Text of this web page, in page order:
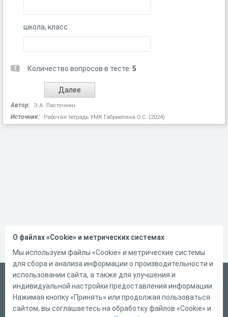
школа, класс
Количество вопросов в тесте: 5
Автор: Э.А. Ласточкин
Источник: Рабочая тетрадь УМК Габриеляна О.С. (2024)
Русский
Справка
Форма обратной связи
О файлах «Cookie» и метрических системах
Мы используем файлы «Cookie» и метрические системы
для сбора и анализа информации о производительности и
использовании сайта, а также для улучшения и
индивидуальной настройки предоставления информации.
Нажимая кнопку «Принять» или продолжая пользоваться
сайтом, вы соглашаетесь на обработку файлов «Cookie» и